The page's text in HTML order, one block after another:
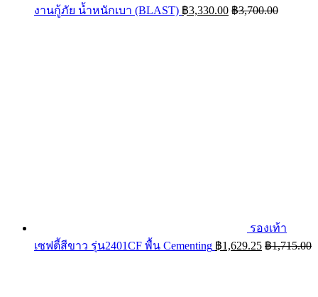
งานกู้ภัย น้ำหนักเบา (BLAST) ฿3,330.00 ฿3,700.00
รองเท้า
เซฟตี้สีขาว รุ่น2401CF พื้น Cementing ฿1,629.25 ฿1,715.00